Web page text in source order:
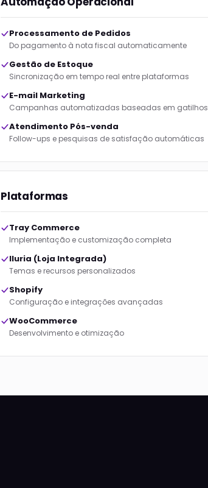
Processamento de Pedidos
Do pagamento à nota fiscal automaticamente
Gestão de Estoque
Sincronização em tempo real entre plataformas
E-mail Marketing
Campanhas automatizadas baseadas em gatilhos
Atendimento Pós-venda
Follow-ups e pesquisas de satisfação automáticas
Plataformas
Tray Commerce
Implementação e customização completa
Iluria (Loja Integrada)
Temas e recursos personalizados
Shopify
Configuração e integrações avançadas
WooCommerce
Desenvolvimento e otimização